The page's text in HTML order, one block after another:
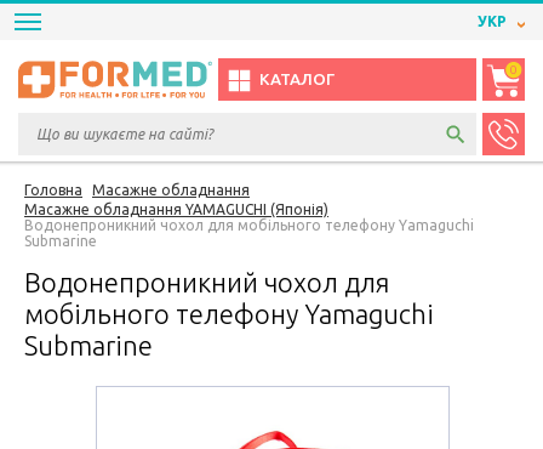
УКР
КАТАЛОГ
0
Головна
Масажне обладнання
Масажне обладнання YAMAGUCHI (Японія)
Водонепроникний чохол для мобільного телефону Yamaguchi
Submarine
Водонепроникний чохол для
мобільного телефону Yamaguchi
Submarine